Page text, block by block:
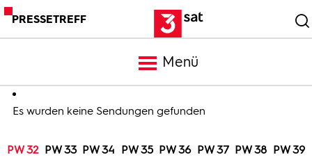
PRESSETREFF
Menü
Meldungen
Programm
Es wurden keine Sendungen gefunden
PW 32 PW 33 PW 34 PW 35 PW 36 PW 37 PW 38 PW 39